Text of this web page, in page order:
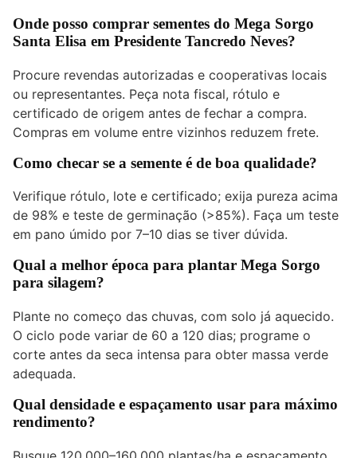
Onde posso comprar sementes do Mega Sorgo
Santa Elisa em Presidente Tancredo Neves?
Procure revendas autorizadas e cooperativas locais
ou representantes. Peça nota fiscal, rótulo e
certificado de origem antes de fechar a compra.
Compras em volume entre vizinhos reduzem frete.
Como checar se a semente é de boa qualidade?
Verifique rótulo, lote e certificado; exija pureza acima
de 98% e teste de germinação (>85%). Faça um teste
em pano úmido por 7–10 dias se tiver dúvida.
Qual a melhor época para plantar Mega Sorgo
para silagem?
Plante no começo das chuvas, com solo já aquecido.
O ciclo pode variar de 60 a 120 dias; programe o
corte antes da seca intensa para obter massa verde
adequada.
Qual densidade e espaçamento usar para máximo
rendimento?